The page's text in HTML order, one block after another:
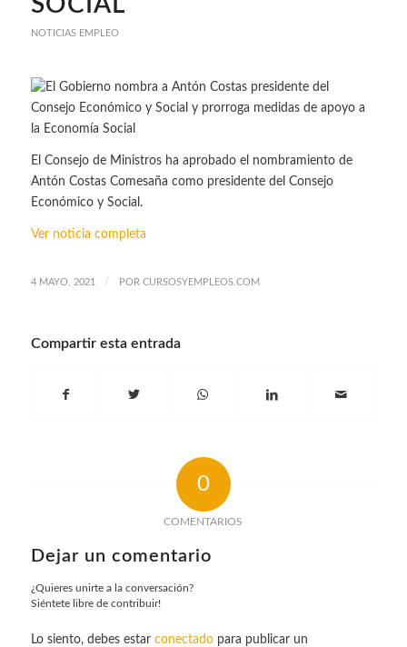
NOTICIAS EMPLEO
El Consejo de Ministros ha aprobado el nombramiento de
Antón Costas Comesaña como presidente del Consejo
Económico y Social.
Ver noticia completa
4 MAYO, 2021 / POR CURSOSYEMPLEOS.COM
Compartir esta entrada
0
COMENTARIOS
Dejar un comentario
¿Quieres unirte a la conversación?
Siéntete libre de contribuir!
Lo siento, debes estar conectadopara publicar un